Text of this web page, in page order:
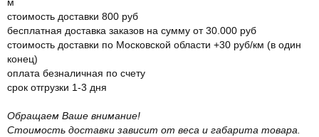
стоимость доставки 800 руб
бесплатная доставка заказов на сумму от 30.000 руб
стоимость доставки по Московской области +30 руб/км (в один
конец)
оплата безналичная по счету
срок отгрузки 1-3 дня
Обращаем Ваше внимание!
Стоимость доставки зависит от веса и габарита товара.